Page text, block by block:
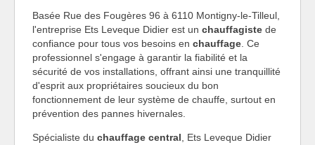
Basée Rue des Fougères 96 à 6110 Montigny-le-Tilleul,
l'entreprise Ets Leveque Didier est un chauffagiste de
confiance pour tous vos besoins en chauffage . Ce
professionnel s'engage à garantir la fiabilité et la
sécurité de vos installations, offrant ainsi une tranquillité
d'esprit aux propriétaires soucieux du bon
fonctionnement de leur système de chauffe, surtout en
prévention des pannes hivernales.
Spécialiste du chauffage central , Ets Leveque Didier